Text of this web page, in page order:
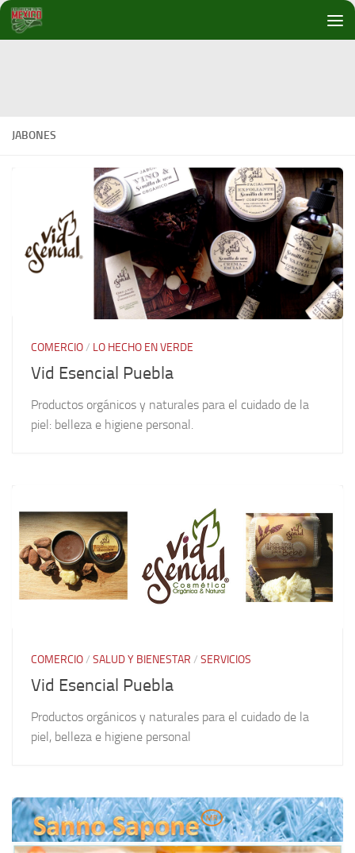
Debajo del contenido
JABONES
COMERCIO/ LO HECHO EN VERDE
Vid Esencial Puebla
Productos orgánicos y naturales para el cuidado de la
piel: belleza e higiene personal.
COMERCIO/ SALUD Y BIENESTAR / SERVICIOS
Vid Esencial Puebla
Productos orgánicos y naturales para el cuidado de la
piel, belleza e higiene personal